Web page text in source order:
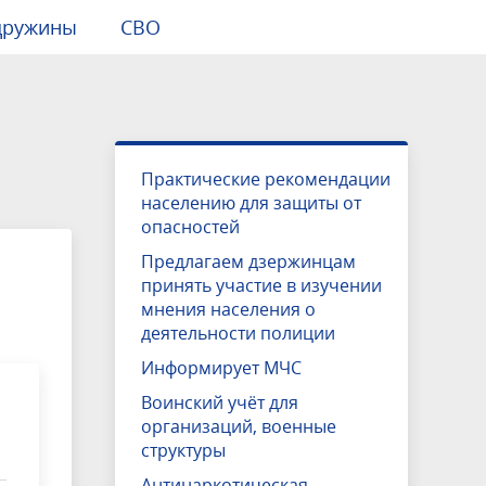
документы
Дума города Дзержинска
Муниципальная служба
Налоги
Гражданское общество
Волонтерство
Инвестиционная карта
Нижегородской области
Инвестиционная карта городского
Контактная информация
празднования Дня Города 2025
СВО
Практические рекомендации
населению для защиты от
опасностей
Предлагаем дзержинцам
принять участие в изучении
мнения населения о
деятельности полиции
Информирует МЧС
Воинский учёт для
организаций, военные
структуры